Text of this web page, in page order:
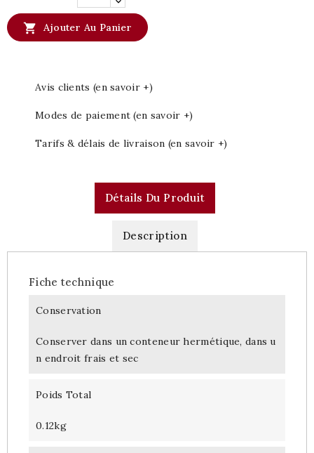
 Ajouter Au Panier
Avis clients (en savoir +)
Modes de paiement (en savoir +)
Tarifs & délais de livraison (en savoir +)
Détails Du Produit
Description
Fiche technique
Conservation
Conserver dans un conteneur hermétique, dans u
n endroit frais et sec
Poids Total
0.12kg